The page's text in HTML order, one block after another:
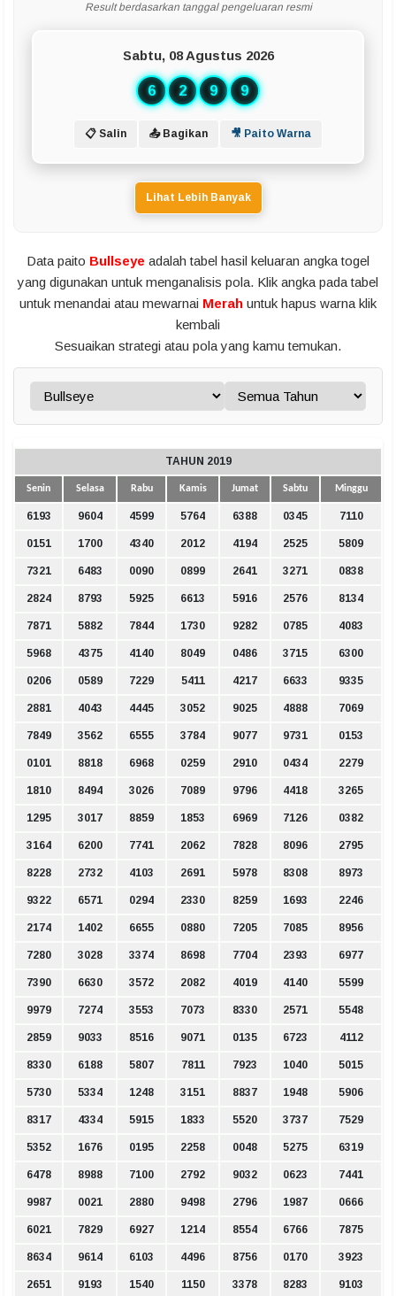
Result berdasarkan tanggal pengeluaran resmi
Sabtu, 08 Agustus 2026
6 2 9 9
📋 Salin 📤 Bagikan 🎥 Paito Warna
Lihat Lebih Banyak
Data paito Bullseye adalah tabel hasil keluaran angka togel
yang digunakan untuk menganalisis pola. Klik angka pada tabel
untuk menandai atau mewarnai Merah untuk hapus warna klik
kembali
Sesuaikan strategi atau pola yang kamu temukan.
TAHUN 2019
Senin Selasa Rabu Kamis Jumat Sabtu Minggu
6193 9604 4599 5764 6388 0345 7110
0151 1700 4340 2012 4194 2525 5809
7321 6483 0090 0899 2641 3271 0838
2824 8793 5925 6613 5916 2576 8134
7871 5882 7844 1730 9282 0785 4083
5968 4375 4140 8049 0486 3715 6300
0206 0589 7229 5411 4217 6633 9335
2881 4043 4445 3052 9025 4888 7069
7849 3562 6555 3784 9077 9731 0153
0101 8818 6968 0259 2910 0434 2279
1810 8494 3026 7089 9796 4418 3265
1295 3017 8859 1853 6969 7126 0382
3164 6200 7741 2062 7828 8096 2795
8228 2732 4103 2691 5978 8308 8973
9322 6571 0294 2330 8259 1693 2246
2174 1402 6655 0880 7205 7085 8956
7280 3028 3374 8698 7704 2393 6977
7390 6630 3572 2082 4019 4140 5599
9979 7274 3553 7073 8330 2571 5548
2859 9033 8516 9071 0135 6723 4112
8330 6188 5807 7811 7923 1040 5015
5730 5334 1248 3151 8837 1948 5906
8317 4334 5915 1833 5520 3737 7529
5352 1676 0195 2258 0048 5275 6319
6478 8988 7100 2792 9032 0623 7441
9987 0021 2880 9498 2796 1987 0666
6021 7829 6927 1214 8554 6766 7875
8634 9614 6103 4496 8756 0170 3923
2651 9193 1540 1150 3378 8283 9103